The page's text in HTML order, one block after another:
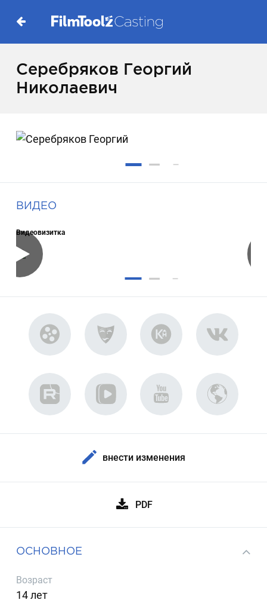
Серебряков Георгий
Николаевич
ВИДЕО
Видеовизитка
внести изменения
PDF
ОСНОВНОЕ
Возраст
14 лет